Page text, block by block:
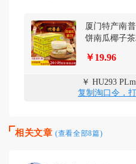
厦门特产南
饼南瓜椰子
￥19.96
￥ HU293
复制淘口令，
相关文章 (查看全部8篇)